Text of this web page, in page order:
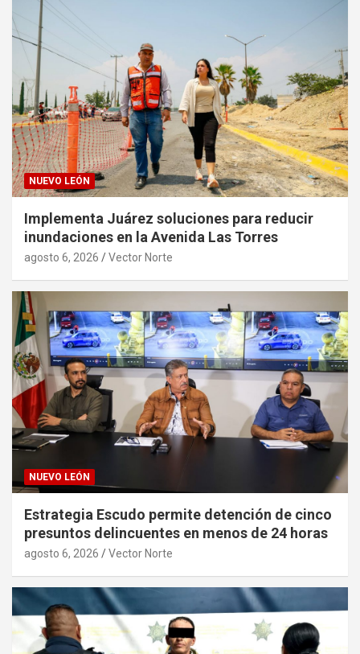
NUEVO LEÓN
Implementa Juárez soluciones para reducir
inundaciones en la Avenida Las Torres
agosto 6, 2026 Vector Norte
NUEVO LEÓN
Estrategia Escudo permite detención de cinco
presuntos delincuentes en menos de 24 horas
agosto 6, 2026 Vector Norte